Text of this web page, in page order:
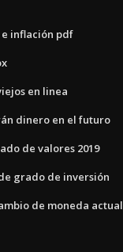
inflación pdf
en linea
dinero en el futuro
de valores 2019
grado de inversión
de moneda actual